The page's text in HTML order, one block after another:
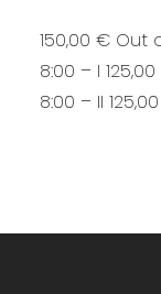
150,00 € Out
8:00 – I
8:00 – II